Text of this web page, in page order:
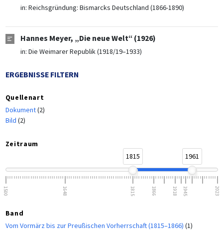
in: Reichsgründung: Bismarcks Deutschland (1866-1890)
Hannes Meyer, „Die neue Welt“ (1926)
in: Die Weimarer Republik (1918/19–1933)
ERGEBNISSE FILTERN
Quellenart
Dokument(2)
Bild (2)
Zeitraum
1815
1961
1500 1648 1815 1866 1918 1945 2023
Band
Vom Vormärz bis zur Preußischen Vorherrschaft (1815–1866) (1)